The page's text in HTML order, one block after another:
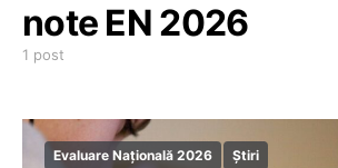
note EN 2026
1 post
Evaluare Națională 2026 Știri